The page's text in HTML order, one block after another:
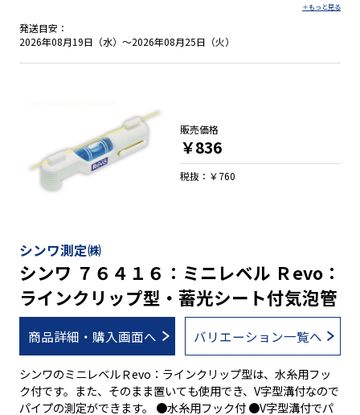
発送目安：
2026年08月19日（水）～2026年08月25日（火）
シンワ測定㈱
シンワ ７６４１６：ミニレベル Ｒevo：
ラインクリップ型・蓄光シート付気泡管
商品詳細・購入画面へ バリエーション一覧へ
シンワのミニレベルＲevo：ラインクリップ型は、水糸用フッ
ク付です。また、そのまま置いても使用でき、V字型溝付なので
パイプの測定ができます。 ●水糸用フック付 ●V字型溝付でパ
販売価格
￥836
税抜：￥760